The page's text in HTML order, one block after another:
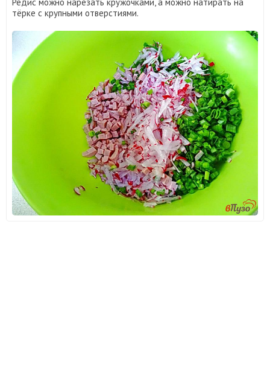
тёрке с крупными отверстиями.